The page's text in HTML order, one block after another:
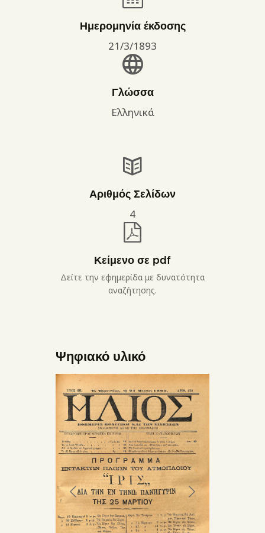
Ημερομηνία έκδοσης
21/3/1893
Γλώσσα
Ελληνικά
Αριθμός Σελίδων
4
Κείμενο σε pdf
Δείτε την εφημερίδα με δυνατότητα
αναζήτησης.
Ψηφιακό υλικό